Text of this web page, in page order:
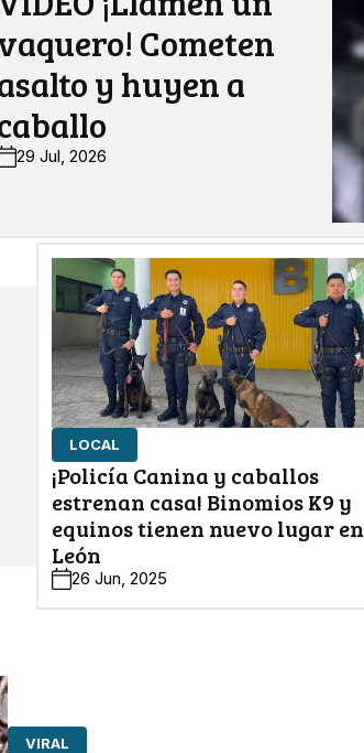
Cometen
y huyen a
29 Jul, 2026
LOCAL
¡Policía Canina y caballos
estrenan casa! Binomios K9 y
equinos tienen nuevo lugar en
León
26 Jun, 2025
VIRAL